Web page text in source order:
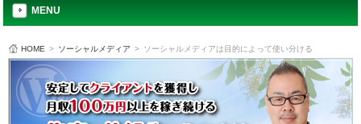
MENU
HOME > ソーシャルメディア > ソーシャルメディアは目的によって使い分ける